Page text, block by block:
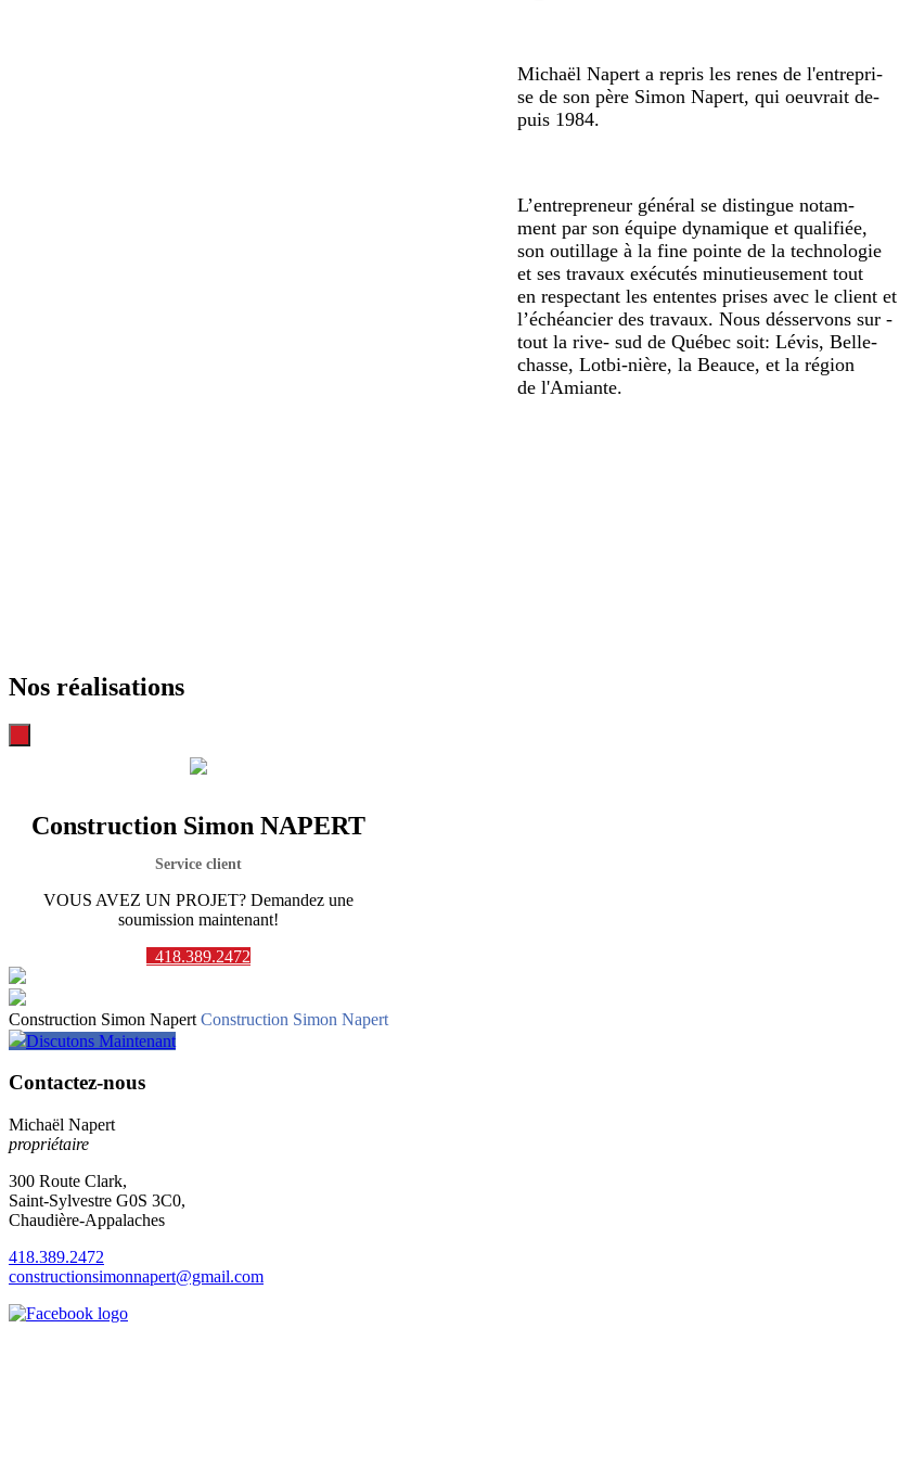
Michaël Napert a repris les renes de l'entrepri-
se de son père Simon Napert, qui oeuvrait de-
puis 1984.
L’entrepreneur général se distingue notam-
ment par son équipe dynamique et qualifiée,
son outillage à la fine pointe de la technologie
et ses travaux exécutés minutieusement tout
en respectant les ententes prises avec le client et
l’échéancier des travaux. Nous désservons sur -
tout la rive- sud de Québec soit: Lévis, Belle-
chasse, Lotbi-nière, la Beauce, et la région
de l'Amiante.
Nos réalisations
Construction Simon NAPERT
Service client
VOUS AVEZ UN PROJET? Demandez une
soumission maintenant!
418.389.2472
Construction Simon Napert Construction Simon Napert
Discutons Maintenant
Contactez-nous
Michaël Napert
propriétaire
300 Route Clark,
Saint-Sylvestre G0S 3C0,
Chaudière-Appalaches
418.389.2472
constructionsimonnapert@gmail.com